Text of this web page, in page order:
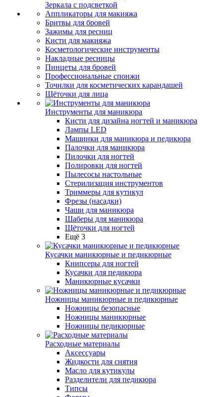
Зеркала с подсветкой
Аппликаторы для макияжа
Бритвы для бровей
Зажимы для ресниц
Кисти для макияжа
Косметологические инструменты
Накладные ресницы
Пинцеты для бровей
Профессиональные спонжи
Точилки для косметических карандашей
Щёточки для лица
Инструменты для маникюра
Кисти для дизайна ногтей и маникюра
Лампы LED
Машинки для маникюра и педикюра
Палочки для маникюра
Пилочки для ногтей
Полировки для ногтей
Пылесосы настольные
Стерилизация инструментов
Триммеры для кутикул
Фрезы (насадки)
Чаши для маникюра
Шаберы для маникюра
Щёточки для ногтей
Ещё 3
Кусачки маникюрные и педикюрные
Книпсеры для ногтей
Кусачки для педикюра
Маникюрные кусачки
Ножницы маникюрные и педикюрные
Ножницы безопасные
Ножницы маникюрные
Ножницы педикюрные
Расходные материалы
Аксессуары
Жидкости для снятия
Масло для кутикулы
Разделители для педикюра
Типсы